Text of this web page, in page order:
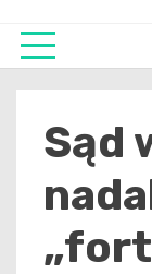
Sąd